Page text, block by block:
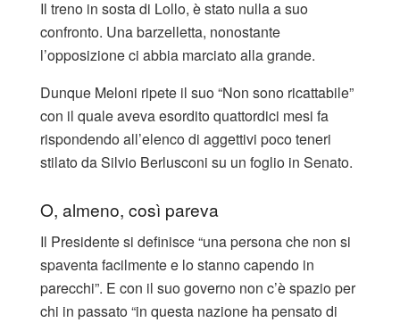
Il treno in sosta di Lollo, è stato nulla a suo
confronto. Una barzelletta, nonostante
l’opposizione ci abbia marciato alla grande.
Dunque Meloni ripete il suo “Non sono ricattabile”
con il quale aveva esordito quattordici mesi fa
rispondendo all’elenco di aggettivi poco teneri
stilato da Silvio Berlusconi su un foglio in Senato.
O, almeno, così pareva
Il Presidente si definisce “una persona che non si
spaventa facilmente e lo stanno capendo in
parecchi”. E con il suo governo non c’è spazio per
chi in passato “in questa nazione ha pensato di